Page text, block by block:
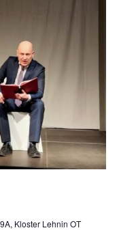
Kloster Lehnin OT